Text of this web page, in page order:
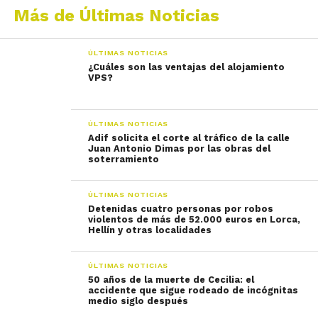
Más de Últimas Noticias
ÚLTIMAS NOTICIAS
¿Cuáles son las ventajas del alojamiento
VPS?
ÚLTIMAS NOTICIAS
Adif solicita el corte al tráfico de la calle
Juan Antonio Dimas por las obras del
soterramiento
ÚLTIMAS NOTICIAS
Detenidas cuatro personas por robos
violentos de más de 52.000 euros en Lorca,
Hellín y otras localidades
ÚLTIMAS NOTICIAS
50 años de la muerte de Cecilia: el
accidente que sigue rodeado de incógnitas
medio siglo después